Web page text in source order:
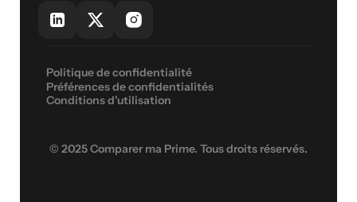
Politique de confidentialité
Conditions d'utilisation
Préférences de confidentialités
© 2025 Comparer ma Prime. Tous droits réservés.